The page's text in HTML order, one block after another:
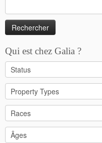
Qui est chez Galia ?